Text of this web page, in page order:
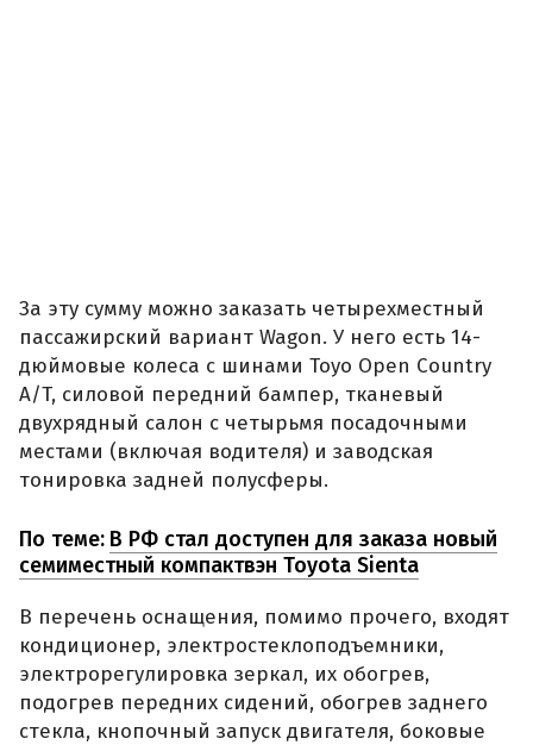
За эту сумму можно заказать четырехместный
пассажирский вариант Wagon. У него есть 14-
дюймовые колеса с шинами Toyo Open Country
A/T, силовой передний бампер, тканевый
двухрядный салон с четырьмя посадочными
местами (включая водителя) и заводская
тонировка задней полусферы.
По теме: В РФ стал доступен для заказа новый
семиместный компактвэн Toyota Sienta
В перечень оснащения, помимо прочего, входят
кондиционер, электростеклоподъемники,
электрорегулировка зеркал, их обогрев,
подогрев передних сидений, обогрев заднего
стекла, кнопочный запуск двигателя, боковые